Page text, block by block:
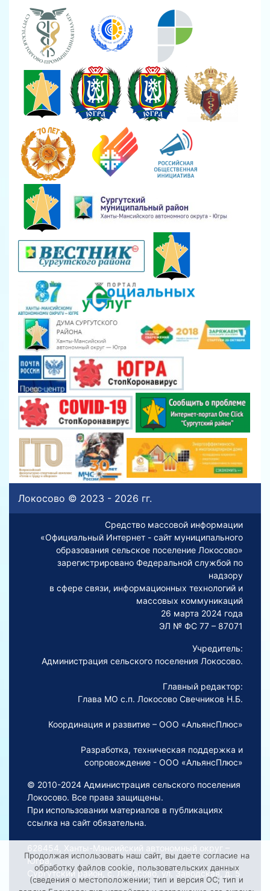
Локосово © 2023 - 2026 гг.
Средство массовой информации
«Официальный Интернет - сайт муниципального
образования сельское поселение Локосово»
зарегистрировано Федеральной службой по
надзору
в сфере связи, информационных технологий и
массовых коммуникаций
26 марта 2024 года
ЭЛ № ФС 77 – 87071
Учредитель:
Администрация сельского поселения Локосово.
Главный редактор:
Глава МО с.п. Локосово Свечников Н.Б.
Координация и развитие – ООО «АльянсПлюс»
Разработка, техническая поддержка и
сопровождение - ООО «АльянсПлюс»
© 2010-2024 Администрация сельского поселения
Локосово. Все права защищены.
При использовании материалов в публикациях
ссылка на сайт обязательна.
628454, Ханты-Мансийский автономный округ –
Югра,
Сургутский район, с. Локосово, ул. Заводская, д. 5
Продолжая использовать наш сайт, вы даете согласие на
обработку файлов cookie, пользовательских данных
(сведения о местоположении; тип и версия ОС; тип и